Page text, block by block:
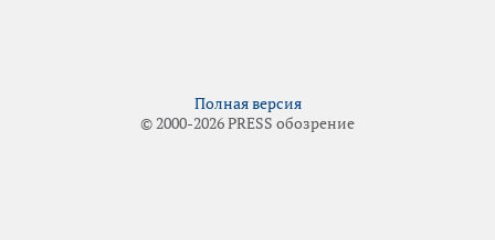
Полная версия
© 2000-2026 PRESS обозрение